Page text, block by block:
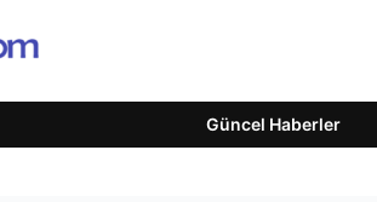
Güncel Haberler